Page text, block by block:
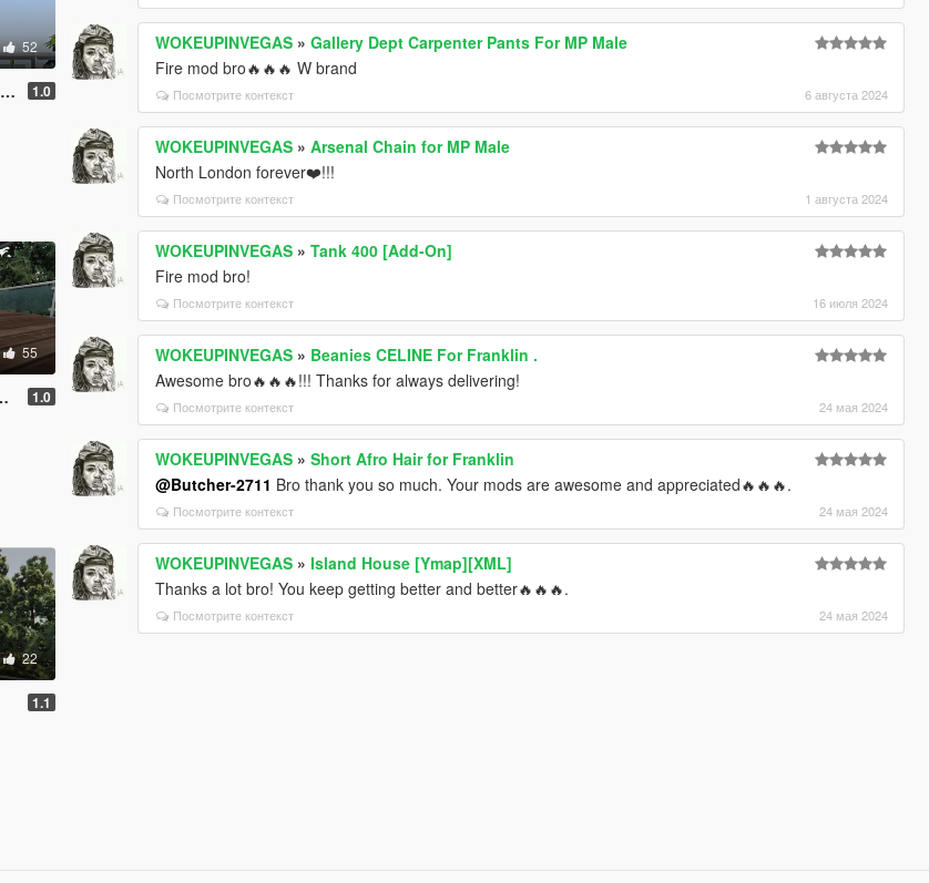
52
1.0
55
1.0
22
1.1
WOKEUPINVEGAS »Gallery Dept Carpenter Pants For MP Male
Fire mod bro🔥🔥🔥 W brand
Посмотрите контекст 6 августа 2024
WOKEUPINVEGAS »Arsenal Chain for MP Male
North London forever❤️!!!
Посмотрите контекст 1 августа 2024
WOKEUPINVEGAS »Tank 400 [Add-On]
Fire mod bro!
Посмотрите контекст 16 июля 2024
WOKEUPINVEGAS » Beanies CELINE For Franklin .
Awesome bro🔥🔥🔥!!! Thanks for always delivering!
Посмотрите контекст 24 мая 2024
WOKEUPINVEGAS »Short Afro Hair for Franklin
@Butcher-2711 Bro thank you so much. Your mods are awesome and appreciated🔥🔥🔥.
Посмотрите контекст 24 мая 2024
WOKEUPINVEGAS »Island House [Ymap][XML]
Thanks a lot bro! You keep getting better and better🔥🔥🔥.
Посмотрите контекст 24 мая 2024